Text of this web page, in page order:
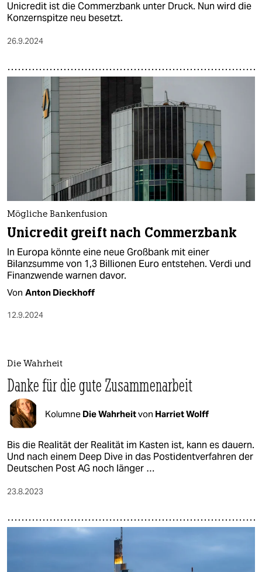
Unicredit ist die Commerzbank unter Druck. Nun wird die
Konzernspitze neu besetzt.
26.9.2024
Mögliche Bankenfusion
Unicredit greift nach Commerzbank
In Europa könnte eine neue Großbank mit einer
Bilanzsumme von 1,3 Billionen Euro entstehen. Verdi und
Finanzwende warnen davor.
Von Anton Dieckhoff
12.9.2024
Die Wahrheit
Danke für die gute Zusammenarbeit
Kolumne Die Wahrheitvon Harriet Wolff
Bis die Realität der Realität im Kasten ist, kann es dauern.
Und nach einem Deep Dive in das Postidentverfahren der
Deutschen Post AG noch länger …
23.8.2023